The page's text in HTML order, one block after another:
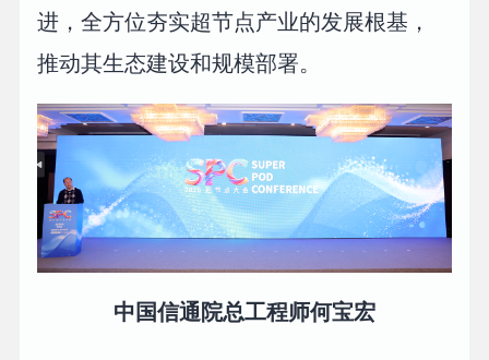
进，全方位夯实超节点产业的发展根基，
推动其生态建设和规模部署。
中国信通院总工程师何宝宏